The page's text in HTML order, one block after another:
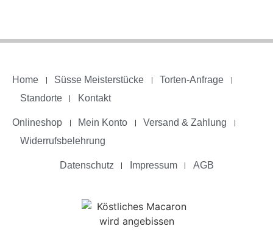
Home Süsse Meisterstücke
Torten-Anfrage
Standorte
Kontakt
Onlineshop Mein Konto
Versand & Zahlung
Widerrufsbelehrung
Datenschutz Impressum AGB